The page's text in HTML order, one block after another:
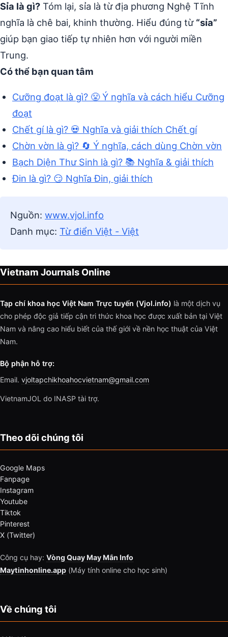
Sỉa là gì? Tóm lại, sỉa là từ địa phương Nghệ Tĩnh
nghĩa là chê bai, khinh thường. Hiểu đúng từ “sỉa”
giúp bạn giao tiếp tự nhiên hơn với người miền
Trung.
Có thể bạn quan tâm
Cưỡng đoạt là gì? 😤 Ý nghĩa và cách hiểu Cưỡng
đoạt
Chết gí là gì? 💀 Nghĩa và giải thích Chết gí
Chờn vờn là gì? 🔄 Ý nghĩa, cách dùng Chờn vờn
Bạch Diện Thư Sinh là gì? 📚 Nghĩa & giải thích
Đin là gì? 😏 Nghĩa Đin, giải thích
Nguồn: www.vjol.info
Danh mục: Từ điển Việt - Việt
Vietnam Journals Online
Tạp chí khoa học Việt Nam Trực tuyến (Vjol.info) là một dịch vụ
cho phép độc giả tiếp cận tri thức khoa học được xuất bản tại Việt
Nam và nâng cao hiểu biết của thế giới về nền học thuật của Việt
Nam.
Bộ phận hỗ trợ:
Email. vjoltapchikhoahocvietnam@gmail.com
VietnamJOL do INASP tài trợ.
Theo dõi chúng tôi
Google Maps
Fanpage
Instagram
Youtube
Tiktok
Pinterest
X (Twitter)
Công cụ hay: Vòng Quay May Mắn Info
Maytinhonline.app (Máy tính online cho học sinh)
Về chúng tôi